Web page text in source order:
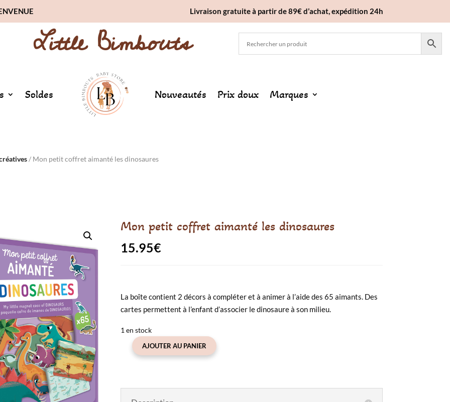
Livraison gratuite à partir de 89€ d’achat, expédition 24h
Little Bimbouts
Soldes Nouveautés Prix doux Marques
/ Mon petit coffret aimanté les dinosaures
Mon petit coffret aimanté les dinosaures
15.95€
La boîte contient 2 décors à compléter et à animer à l’aide des 65 aimants. Des
cartes permettent à l’enfant d’associer le dinosaure à son milieu.
1 en stock
quantité
petit
AJOUTER AU PANIER